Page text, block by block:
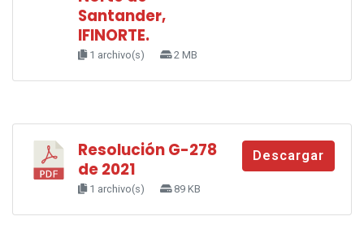
Santander,
IFINORTE.
1 archivo(s) 2 MB
Resolución G-278
de 2021
1 archivo(s) 89 KB
Descargar